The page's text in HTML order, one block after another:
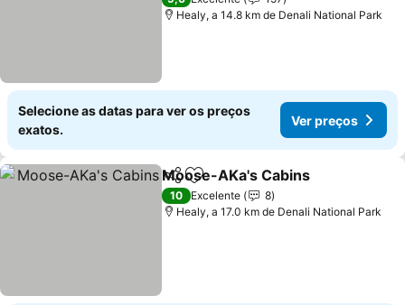
Healy, a 14.8 km de Denali National Park
Selecione as datas para ver os preços
exatos.
Ver preços
PartilharAdicionar aos favoritos
Moose-AKa's Cabins
10 Excelente
8
Healy, a 17.0 km de Denali National Park